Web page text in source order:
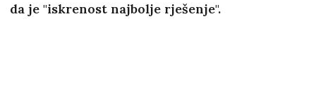
da je "iskrenost najbolje rješenje".